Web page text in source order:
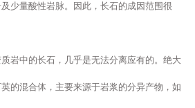
少量酸性岩脉。因此，长石的成因范围很
中的长石，几乎是无法分离应有的。绝大
的混合体，主要来源于岩浆的分异产物，如